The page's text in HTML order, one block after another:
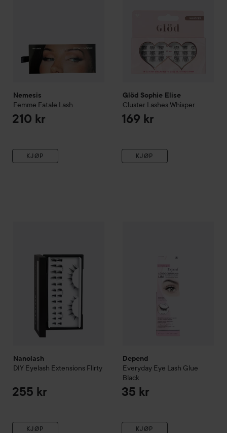
Nemesis
Femme Fatale Lash
210 kr
KJØP
Glöd Sophie Elise
Cluster Lashes Whisper
169 kr
KJØP
Nanolash
DIY Eyelash Extensions Flirty
255 kr
KJØP
Depend
Everyday Eye Lash Glue
Black
35 kr
KJØP